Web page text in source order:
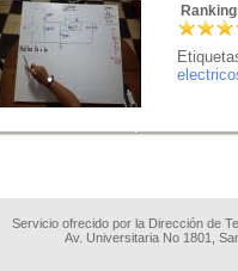
Servicio ofrecido por la Dirección de
Av. Universitaria No 1801,